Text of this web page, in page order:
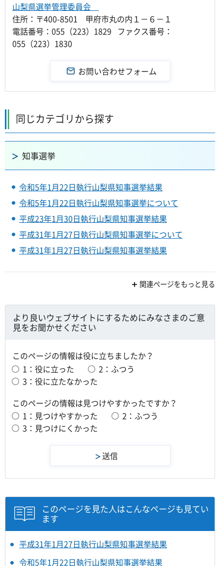
山梨県選挙管理委員会
住所：〒400-8501 甲府市丸の内１－６－１
電話番号：055（223）1829 ファクス番号：
055（223）1830
同じカテゴリから探す
知事選挙
令和5年1月22日執行山梨県知事選挙結果
令和5年1月22日執行山梨県知事選挙について
平成23年1月30日執行山梨県知事選挙結果
平成31年1月27日執行山梨県知事選挙について
平成31年1月27日執行山梨県知事選挙結果
関連ページをもっと見る
より良いウェブサイトにするためにみなさまのご意
見をお聞かせください
このページの情報は役に立ちましたか？
1：役に立った
2：ふつう
3：役に立たなかった
このページの情報は見つけやすかったですか？
1：見つけやすかった
2：ふつう
3：見つけにくかった
このページを見た人はこんなページも見てい
ます
平成31年1月27日執行山梨県知事選挙結果
令和5年1月22日執行山梨県知事選挙結果